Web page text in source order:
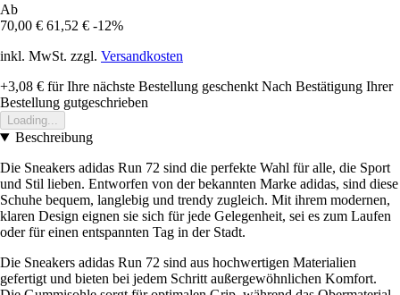
Ab
70,00 € 61,52 € -12%
inkl. MwSt. zzgl. Versandkosten
+3,08 € für Ihre nächste Bestellung geschenkt Nach Bestätigung Ihrer
Bestellung gutgeschrieben
Loading...
Beschreibung
Die Sneakers adidas Run 72 sind die perfekte Wahl für alle, die Sport
und Stil lieben. Entworfen von der bekannten Marke adidas, sind diese
Schuhe bequem, langlebig und trendy zugleich. Mit ihrem modernen,
klaren Design eignen sie sich für jede Gelegenheit, sei es zum Laufen
oder für einen entspannten Tag in der Stadt.
Die Sneakers adidas Run 72 sind aus hochwertigen Materialien
gefertigt und bieten bei jedem Schritt außergewöhnlichen Komfort.